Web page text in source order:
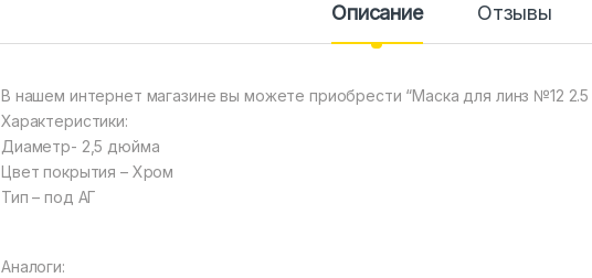
Описание Отзывы
В нашем интернет магазине вы можете приобрести “Маска для линз №12
Характеристики:
Диаметр- 2,5 дюйма
Цвет покрытия – Хром
Тип – под АГ
Аналоги: